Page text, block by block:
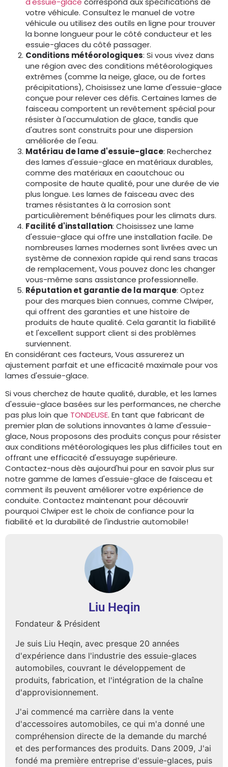
votre véhicule. Consultez le manuel de votre
véhicule ou utilisez des outils en ligne pour trouver
la bonne longueur pour le côté conducteur et les
essuie-glaces du côté passager.
Conditions météorologiques: Si vous vivez dans
une région avec des conditions météorologiques
extrêmes (comme la neige, glace, ou de fortes
précipitations), Choisissez une lame d'essuie-glace
conçue pour relever ces défis. Certaines lames de
faisceau comportent un revêtement spécial pour
résister à l'accumulation de glace, tandis que
d'autres sont construits pour une dispersion
améliorée de l'eau.
Matériau de lame d'essuie-glace: Recherchez
des lames d'essuie-glace en matériaux durables,
comme des matériaux en caoutchouc ou
composite de haute qualité, pour une durée de vie
plus longue. Les lames de faisceau avec des
trames résistantes à la corrosion sont
particulièrement bénéfiques pour les climats durs.
Facilité d'installation: Choisissez une lame
d'essuie-glace qui offre une installation facile. De
nombreuses lames modernes sont livrées avec un
système de connexion rapide qui rend sans tracas
de remplacement, Vous pouvez donc les changer
vous-même sans assistance professionnelle.
Réputation et garantie de la marque: Optez
pour des marques bien connues, comme Clwiper,
qui offrent des garanties et une histoire de
produits de haute qualité. Cela garantit la fiabilité
et l'excellent support client si des problèmes
surviennent.
En considérant ces facteurs, Vous assurerez un
ajustement parfait et une efficacité maximale pour vos
lames d'essuie-glace.
Si vous cherchez de haute qualité, durable, et les lames
d'essuie-glace basées sur les performances, ne cherche
pas plus loin que TONDEUSE. En tant que fabricant de
premier plan de solutions innovantes à lame d'essuie-
glace, Nous proposons des produits conçus pour résister
aux conditions météorologiques les plus difficiles tout en
offrant une efficacité d'essuyage supérieure.
Contactez-nous dès aujourd'hui pour en savoir plus sur
notre gamme de lames d'essuie-glace de faisceau et
comment ils peuvent améliorer votre expérience de
conduite. Contactez maintenant pour découvrir
pourquoi Clwiper est le choix de confiance pour la
fiabilité et la durabilité de l'industrie automobile!
Liu Heqin
Fondateur & Président
Je suis Liu Heqin, avec presque 20 années
d'expérience dans l'industrie des essuie-glaces
automobiles, couvrant le développement de
produits, fabrication, et l'intégration de la chaîne
d'approvisionnement.
J'ai commencé ma carrière dans la vente
d'accessoires automobiles, ce qui m'a donné une
compréhension directe de la demande du marché
et des performances des produits. Dans 2009, J'ai
fondé ma première entreprise d'essuie-glaces, puis